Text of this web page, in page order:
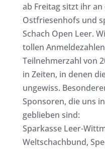
ab Freitag sitzt ihr an
Ostfriesenhofs und
Schach Open Leer.
tollen
Teilnehmerzahl von
in Zeiten, in denen
ungewiss.
Sponsoren, die uns
geblieben sind:
Sparkasse Leer-
Weltschachbund,